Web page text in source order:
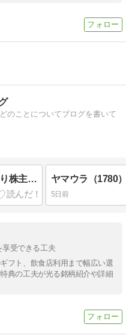
のことについてブログを書いて
JPホールディングス（2749）より株主優待が到着！
5日前
享受できる工夫
フト、飲食店利用まで幅広い選
典の工夫が光る銘柄紹介や詳細